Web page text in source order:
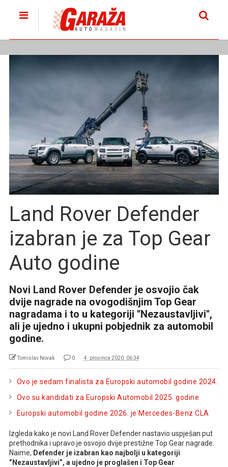
Land Rover Defender
izabran je za Top Gear
Auto godine
Novi Land Rover Defender je osvojio čak
dvije nagrade na ovogodišnjim Top Gear
nagradama i to u kategoriji ''Nezaustavljivi'',
ali je ujedno i ukupni pobjednik za automobil
godine.
Tomislav Novak 0 4. prosinca 2020. 06:34
Ovo je sedam finalista za Europski automobil godine 2024.
Ovo su kandidati za Europski Automobil 2025. godine
Europski automobil godine 2026. je Mercedes-Benz CLA
Izgleda kako je novi Land Rover Defender nastavio uspješan put
prethodnika i upravo je osvojio dvije prestižne Top Gear nagrade.
Naime, Defender je izabran kao najbolji u kategoriji
”Nezaustavljivi”, a ujedno je proglašen i Top Gear